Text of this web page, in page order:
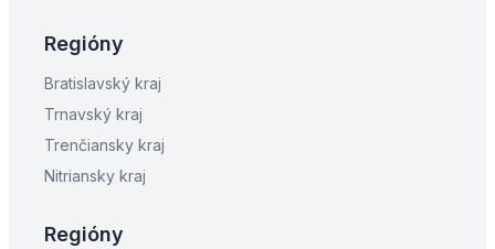
Regióny
Bratislavský kraj
Trnavský kraj
Trenčiansky kraj
Nitriansky kraj
Regióny